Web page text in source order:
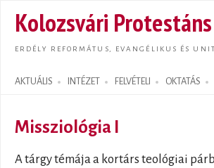
Kolozsvári
ERDÉLY REFORMÁTUS, EVANGÉLIKUS ÉS
AKTUÁLIS INTÉZET FELVÉTELI OKTATÁS
Search form
Missziológia I
A tárgy témája a kortárs teológiai